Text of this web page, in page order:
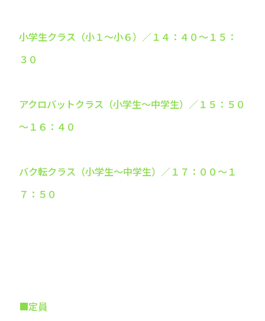
小学生クラス（小１～小６）／１４：４０～１５：
３０
アクロバットクラス（小学生～中学生）／１５：５０
～１６：４０
バク転クラス（小学生～中学生）／１７：００～１
７：５０
■定員